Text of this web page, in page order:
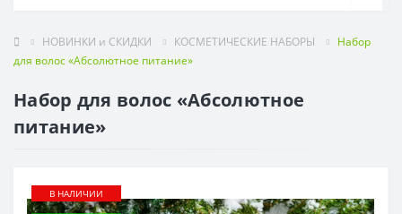
НОВИНКИ и СКИДКИ КОСМЕТИЧЕСКИЕ НАБОРЫ
Набор
для волос «Абсолютное питание»
Набор для волос «Абсолютное
питание»
В НАЛИЧИИ